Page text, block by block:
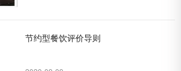
节约型餐饮评价导则